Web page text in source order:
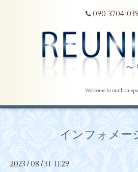
090-3704-
Welcome to our
インフォメー
2023 / 08 /31 11:29